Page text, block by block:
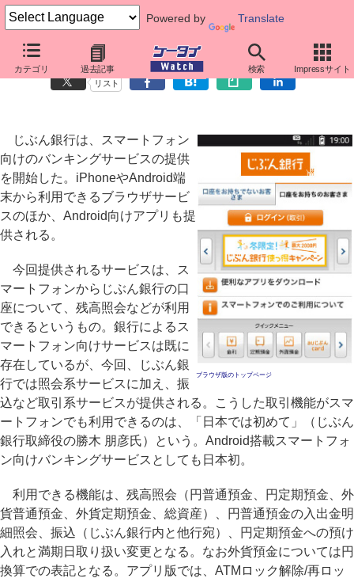
Powered by Translate
カテゴリ 過去記事 検索 Impressサイト
じぶん銀行、照会・取引ができるiPhone/Android向けサービス
リスト
ブラウザ版のトップページ
じぶん銀行は、スマートフォン
向けのバンキングサービスの提供
を開始した。iPhoneやAndroid端
末から利用できるブラウザサービ
スのほか、Android向けアプリも提
供される。
今回提供されるサービスは、ス
マートフォンからじぶん銀行の口
座について、残高照会などが利用
できるというもの。銀行によるス
マートフォン向けサービスは既に
存在しているが、今回、じぶん銀
行では照会系サービスに加え、振
込など取引系サービスが提供される。こうした取引機能がスマ
ートフォンでも利用できるのは、「日本では初めて」（じぶん
銀行取締役の勝木 朋彦氏）という。Android搭載スマートフォ
ン向けバンキングサービスとしても日本初。
利用できる機能は、残高照会（円普通預金、円定期預金、外
貨普通預金、外貨定期預金、総資産）、円普通預金の入出金明
細照会、振込（じぶん銀行内と他行宛）、円定期預金への預け
入れと満期日取り扱い変更となる。なお外貨預金については円
換算での表記となる。アプリ版では、ATMロック解除/再ロッ